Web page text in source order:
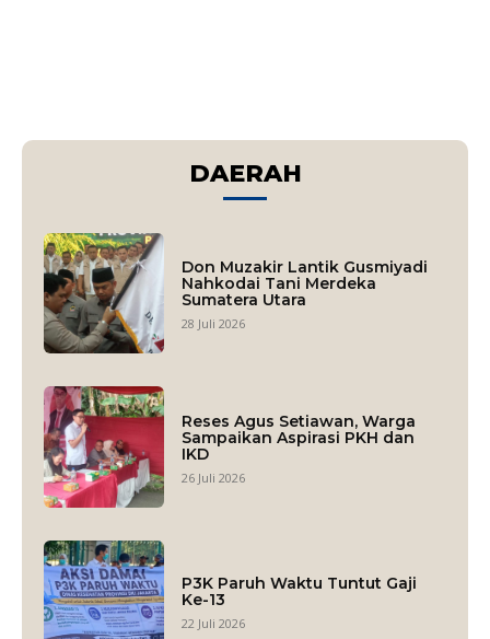
DAERAH
Don Muzakir Lantik Gusmiyadi
Nahkodai Tani Merdeka
Sumatera Utara
28 Juli 2026
Reses Agus Setiawan, Warga
Sampaikan Aspirasi PKH dan
IKD
26 Juli 2026
P3K Paruh Waktu Tuntut Gaji
Ke-13
22 Juli 2026